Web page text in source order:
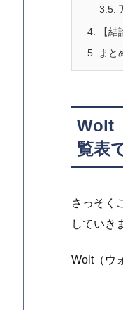
3.5.
4. 【結
5. まと
Wolt
覧表
さっそく
していき
Wolt（ウ